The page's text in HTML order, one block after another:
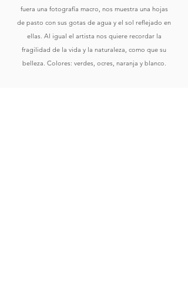
fuera una fotografía macro, nos muestra una hojas
de pasto con sus gotas de agua y el sol reflejado en
ellas. Al igual el artista nos quiere recordar la
fragilidad de la vida y la naturaleza, como que su
belleza. Colores: verdes, ocres, naranja y blanco.